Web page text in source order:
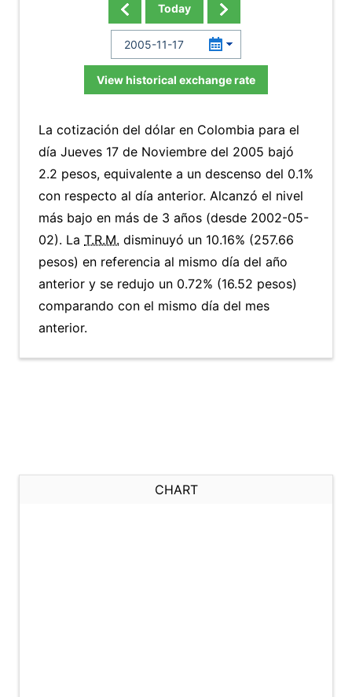
Today
View historical exchange rate
La cotización del dólar en Colombia para el
día Jueves 17 de Noviembre del 2005 bajó
2.2 pesos, equivalente a un descenso del 0.1%
con respecto al día anterior. Alcanzó el nivel
más bajo en más de 3 años (desde 2002-05-
02). La T.R.M. disminuyó un 10.16% (257.66
pesos) en referencia al mismo día del año
anterior y se redujo un 0.72% (16.52 pesos)
comparando con el mismo día del mes
anterior.
CHART